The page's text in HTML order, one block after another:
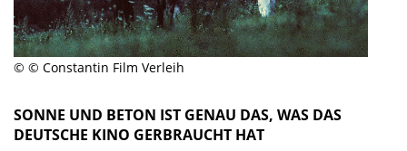
© © Constantin Film Verleih
SONNE UND BETON IST GENAU DAS, WAS DAS
DEUTSCHE KINO GERBRAUCHT HAT